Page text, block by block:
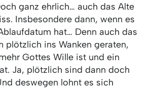
ganz ehrlich… auch das Alte
Insbesondere dann, wenn es
hat… Denn auch das
plötzlich ins Wanken geraten,
Gottes Wille ist und ein
Ja, plötzlich sind dann doch
deswegen lohnt es sich